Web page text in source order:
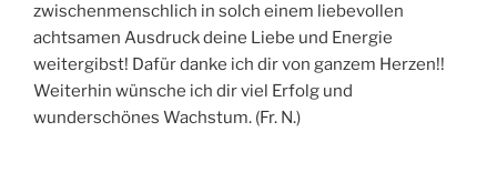
zwischenmenschlich in solch einem liebevollen
achtsamen Ausdruck deine Liebe und Energie
weitergibst! Dafür danke ich dir von ganzem Herzen!!
Weiterhin wünsche ich dir viel Erfolg und
wunderschönes Wachstum. (Fr. N.)